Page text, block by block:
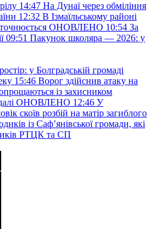
14:47 На Дунаї через обміління
12:32 В Ізмаїльському районі
уточнюється ОНОВЛЕНО 10:54 За
09:51 Пакунок школяра — 2026: у
у Болградській громаді
15:46 Ворог здійснив атаку на
із захисником
ОНОВЛЕНО 12:46 У
скоїв розбій на матір загиблого
із Саф’янівської громади, які
РТЦК та СП